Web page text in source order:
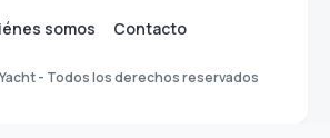
somos Contacto
- Todos los derechos reservados